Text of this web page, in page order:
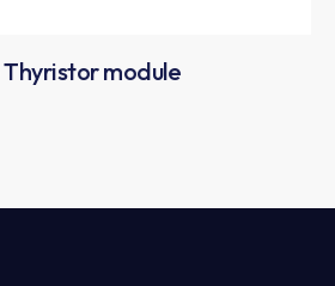
module